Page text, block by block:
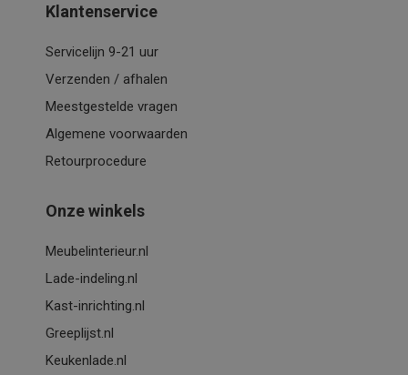
Klantenservice
Servicelijn 9-21 uur
Verzenden / afhalen
Meestgestelde vragen
Algemene voorwaarden
Retourprocedure
Onze winkels
Meubelinterieur.nl
Lade-indeling.nl
Kast-inrichting.nl
Greeplijst.nl
Keukenlade.nl